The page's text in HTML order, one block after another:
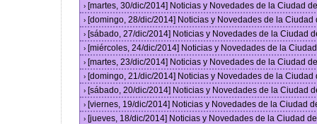
› [martes, 30/dic/2014] Noticias y Novedades de la Ciudad
› [domingo, 28/dic/2014] Noticias y Novedades de la
› [sábado, 27/dic/2014] Noticias y Novedades de la Ciudad
› [miércoles, 24/dic/2014] Noticias y Novedades de la
› [martes, 23/dic/2014] Noticias y Novedades de la Ciudad
› [domingo, 21/dic/2014] Noticias y Novedades de la
› [sábado, 20/dic/2014] Noticias y Novedades de la Ciudad
› [viernes, 19/dic/2014] Noticias y Novedades de la Ciudad
› [jueves, 18/dic/2014] Noticias y Novedades de la Ciudad